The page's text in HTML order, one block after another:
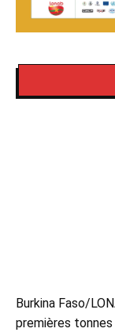
Burkina Faso/
premières